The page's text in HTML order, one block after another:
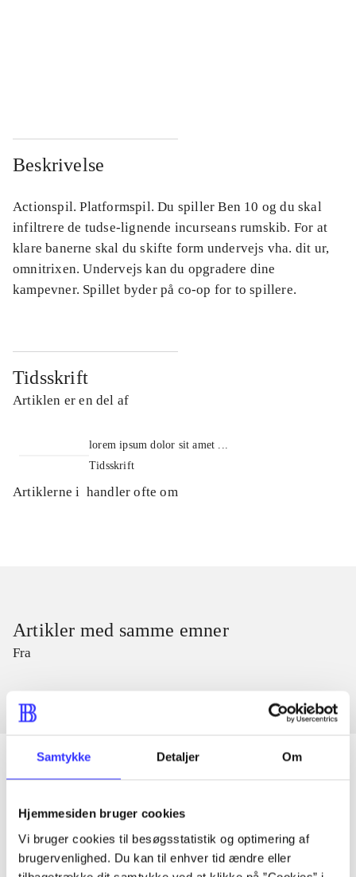
Samtykke Detaljer Om
Hjemmesiden bruger cookies
Vi bruger cookies til besøgsstatistik og optimering af
brugervenlighed. Du kan til enhver tid ændre eller
Beskrivelse
Actionspil. Platformspil. Du spiller Ben 10 og du skal
infiltrere de tudse-lignende incurseans rumskib. For at
klare banerne skal du skifte form undervejs vha. dit ur,
omnitrixen. Undervejs kan du opgradere dine
kampevner. Spillet byder på co-op for to spillere.
Tidsskrift
Artiklen er en del af
lorem ipsum dolor sit amet ...
Tidsskrift
Artiklerne i handler ofte om
Artikler med samme emner
Fra
Artikler
Alle registrerede artikler fordelt på udgivelser